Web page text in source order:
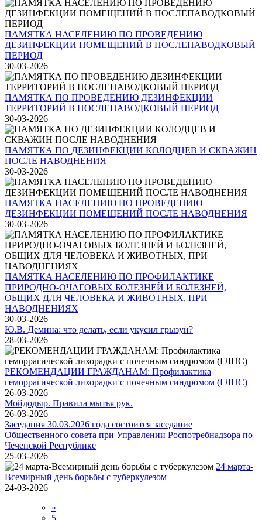
ПАМЯТКА НАСЕЛЕНИЮ ПО ПРОВЕДЕНИЮ
ДЕЗИНФЕКЦИИ ПОМЕЩЕНИЙ В ПОСЛЕПАВОДКОВЫЙ
ПЕРИОД
30-03-2026
ПАМЯТКА ПО ПРОВЕДЕНИЮ ДЕЗИНФЕКЦИИ
ТЕРРИТОРИЙ В ПОСЛЕПАВОДКОВЫЙ ПЕРИОД
30-03-2026
ПАМЯТКА ПО ДЕЗИНФЕКЦИИ КОЛОДЦЕВ И СКВАЖИН
ПОСЛЕ НАВОДНЕНИЯ
30-03-2026
ПАМЯТКА НАСЕЛЕНИЮ ПО ПРОВЕДЕНИЮ
ДЕЗИНФЕКЦИИ ПОМЕЩЕНИЙ ПОСЛЕ НАВОДНЕНИЯ
30-03-2026
ПАМЯТКА НАСЕЛЕНИЮ ПО ПРОФИЛАКТИКЕ
ПРИРОДНО-ОЧАГОВЫХ БОЛЕЗНЕЙ И БОЛЕЗНЕЙ,
ОБЩИХ ДЛЯ ЧЕЛОВЕКА И ЖИВОТНЫХ, ПРИ
НАВОДНЕНИЯХ
30-03-2026
Ю.В. Демина: что делать, если укусил грызун?
28-03-2026
РЕКОМЕНДАЦИИ ГРАЖДАНАМ: Профилактика
геморрагической лихорадки с почечным синдромом (ГЛПС)
26-03-2026
Мойдодыр. Правила мытья рук.
26-03-2026
Заседания 30.03.2026 года состоится заседание
Общественного совета при Управлении Роспотребнадзора по
Чеченской Республике
25-03-2026
24 марта-
Всемирный день борьбы с туберкулезом
24-03-2026
«
5